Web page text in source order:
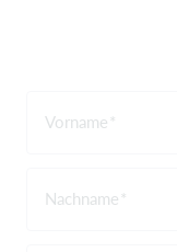
Vorname
Nachname